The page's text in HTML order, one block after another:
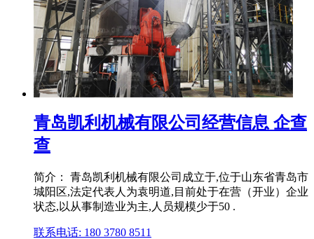
青岛凯利机械有限公司经营信息 企查
查
简介： 青岛凯利机械有限公司成立于,位于山东省青岛市
城阳区,法定代表人为袁明道,目前处于在营（开业）企业
状态,以从事制造业为主,人员规模少于50 .
联系电话: 180 3780 8511